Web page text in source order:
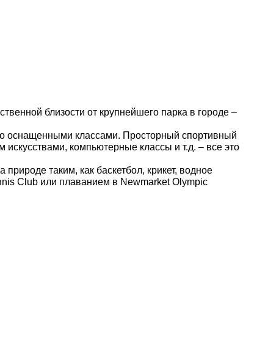
близости от крупнейшего парка в городе –
оснащенными классами. Просторный спортивный
компьютерные классы и т.д. – все это
таким, как баскетбол, крикет, водное
Club или плаванием в Newmarket Olympic